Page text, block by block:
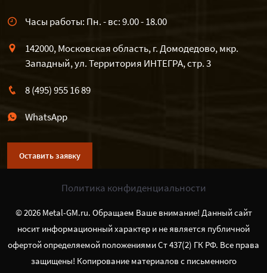
Часы работы: Пн. - вс: 9.00 - 18.00
142000, Московская область, г. Домодедово, мкр.
Западный, ул. Территория ИНТЕГРА, стр. 3
8 (495) 955 16 89
WhatsApp
Оставить заявку
Политика конфиденциальности
© 2026 Metal-GM.ru. Обращаем Ваше внимание! Данный сайт
носит информационный характер и не является публичной
офертой определяемой положениями Ст 437(2) ГК РФ. Все права
защищены! Копирование материалов с письменного